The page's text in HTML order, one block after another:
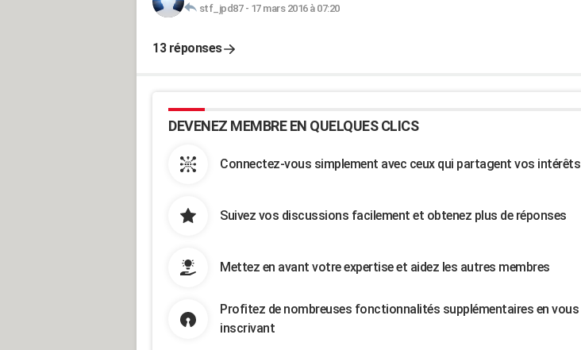
stf_jpd87- 17 mars 2016 à 07:20
13 réponses
DEVENEZ MEMBRE EN QUELQUES CLICS
Connectez-vous simplement avec ceux qui partagent vos intérêts
Suivez vos discussions facilement et obtenez plus de réponses
Mettez en avant votre expertise et aidez les autres membres
Profitez de nombreuses fonctionnalités supplémentaires en vous
inscrivant